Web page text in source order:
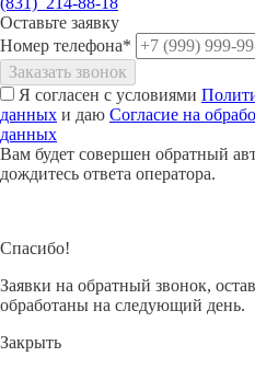
Панюшкин
Вячеславович
Хирургический стационар
Прусакова
Борисовна
квалификационной категории
Клинико-
Левин Валерий
Вячеславович
Клинико-
Оставьте заявку
Номер телефона*
Заказать звонок
Я согласен с условиями
данных и даю Согласие на
данных
Вам будет совершен обратный
дождитесь ответа оператора.
Спасибо!
Заявки на обратный звонок,
обработаны на следующий день.
Закрыть